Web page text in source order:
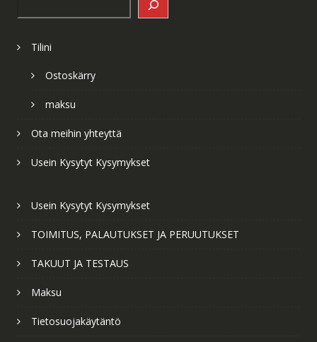
Tilini
Ostoskärry
maksu
Ota meihin yhteyttä
Usein Kysytyt Kysymykset
Usein Kysytyt Kysymykset
TOIMITUS, PALAUTUKSET JA PERUUTUKSET
TAKUUT JA TESTAUS
Maksu
Tietosuojakäytäntö